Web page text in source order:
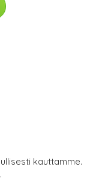
kauttamme.